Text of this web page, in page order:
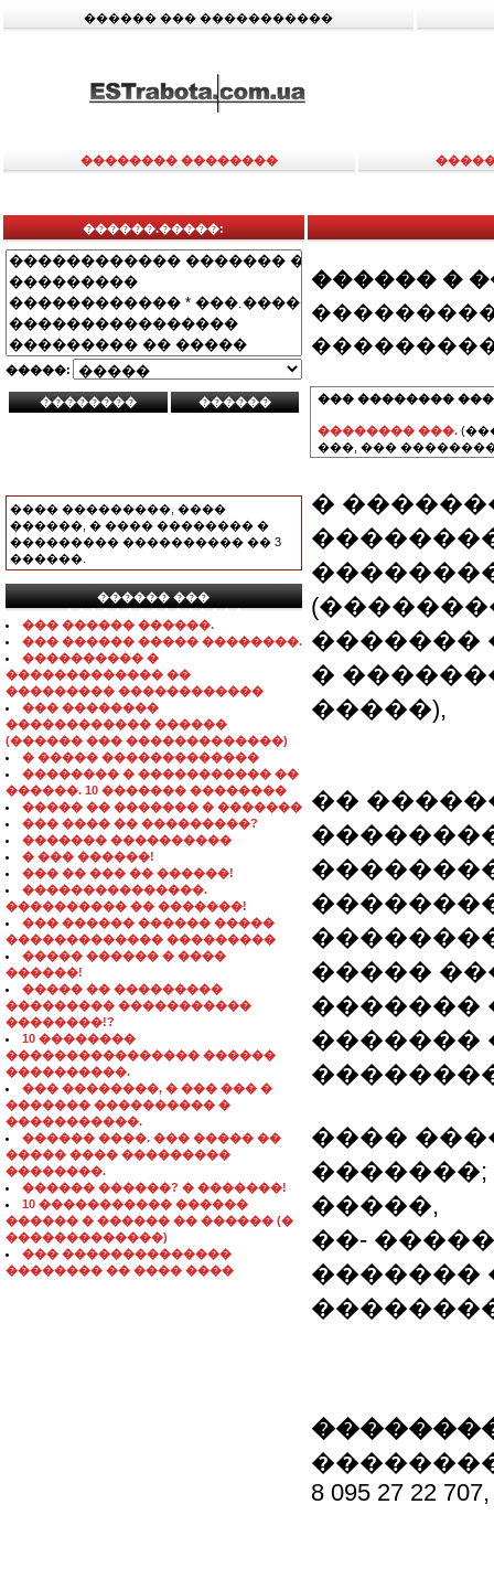
������ ��� �����������
�������� ��������
������.�����:
�����:
���� ���������, ����
������, � ���� �������� �
��������� ���������� �� 3
������.
������ ���
���������������
��� ������ ������.
��� ������ ����� ��������.
���������� �
������������� ��
��������� ������������
��� ��������
������������ ������
(������ ��� �������������)
� ����� �������������
�������� � ����������� ��
������. 10 ������� ��������
����� �� ������� � �������
��� ���� �� ���������?
������� ����������
� ��� ������!
��� �� ��� �� ������!
���������������.
���������� �� �������!
��� ������ ������ �����
������������� ���������
����� ������ � ����
������!
����� �� ���������
��������� �����������
��������!?
10 ��������
���������������� ������
����������.
��� ��������, � ��� ��� �
������� ���������� �
�����������.
������ ����. ��� ����� ��
����� ���� ���������
��������.
������ ������? � �������!
10 ����������� ������
������ � ������ �� ������ (�
�������������)
��� ��������������
�������� �� ���� ����
������ �
��� ��������
�������� ���.
���, ���
�
�������
�
�����),
��
�����
�������
�������
����
�����,
��-
�������
8 095 27 22